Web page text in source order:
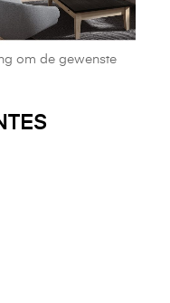
om de gewenste